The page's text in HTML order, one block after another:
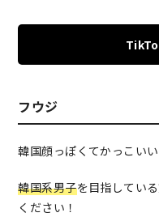
フウジ
韓国顔っぽくてかっこい
韓国系男子を目指してい
ください！